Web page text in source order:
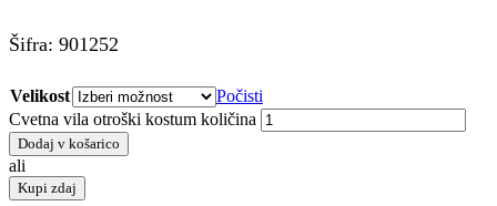
Šifra: 901252
Velikost
Počisti
Cvetna vila otroški kostum količina
Dodaj v košarico
ali
Kupi zdaj